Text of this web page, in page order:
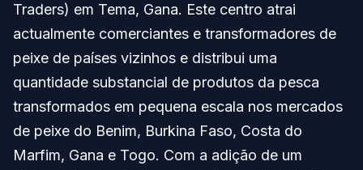
Traders) em Tema, Gana. Este centro atrai
actualmente comerciantes e transformadores de
peixe de países vizinhos e distribui uma
quantidade substancial de produtos da pesca
transformados em pequena escala nos mercados
de peixe do Benim, Burkina Faso, Costa do
Marfim, Gana e Togo. Com a adição de um